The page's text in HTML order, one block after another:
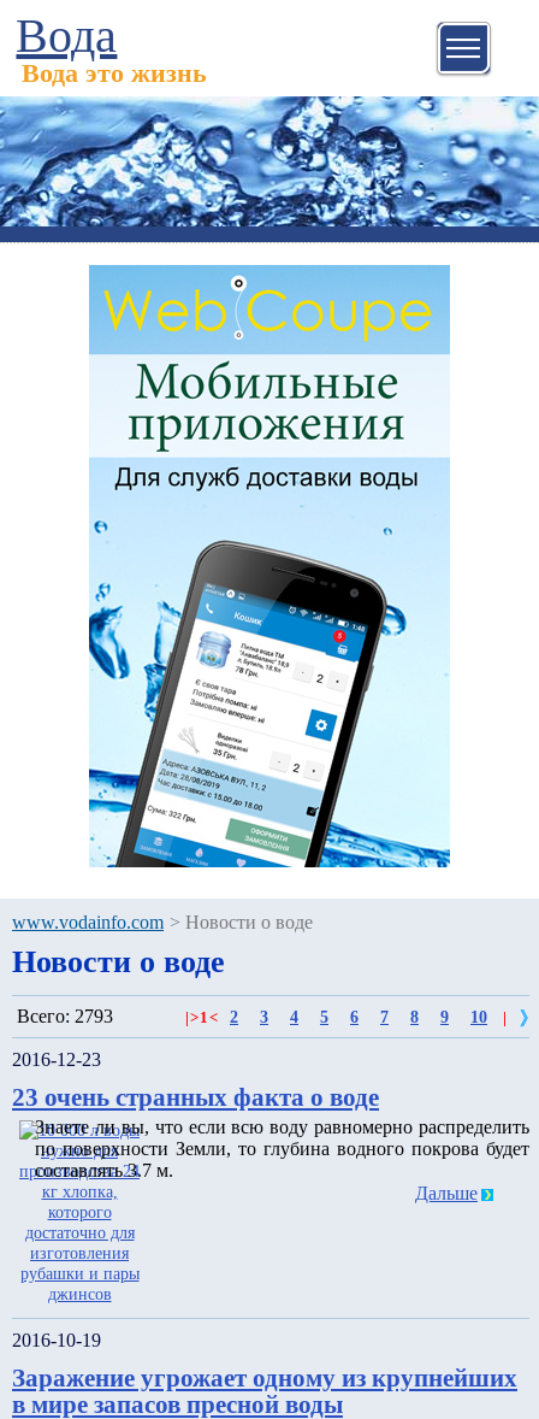
Вода
Вода это жизнь
www.vodainfo.com > Новости о воде
Новости о воде
Всего: 2793 >1< 2 3 4 5 6 7 8 9 10
2016-12-23
23 очень странных факта о воде
Знаете ли вы, что если всю воду равномерно распределить
по поверхности Земли, то глубина водного покрова будет
составлять 3.7 м.
Дальше
2016-10-19
Заражение угрожает одному из крупнейших
в мире запасов пресной воды